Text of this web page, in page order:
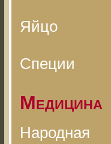
Яйцо
Специи
Медицина
Народная